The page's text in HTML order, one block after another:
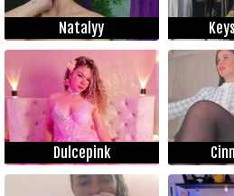
Natalyy
Dulcepink